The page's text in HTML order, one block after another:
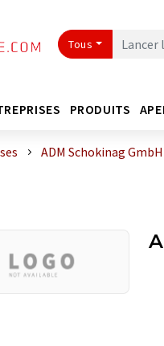
Tous
PRODUITS
ADM Schokinag GmbH